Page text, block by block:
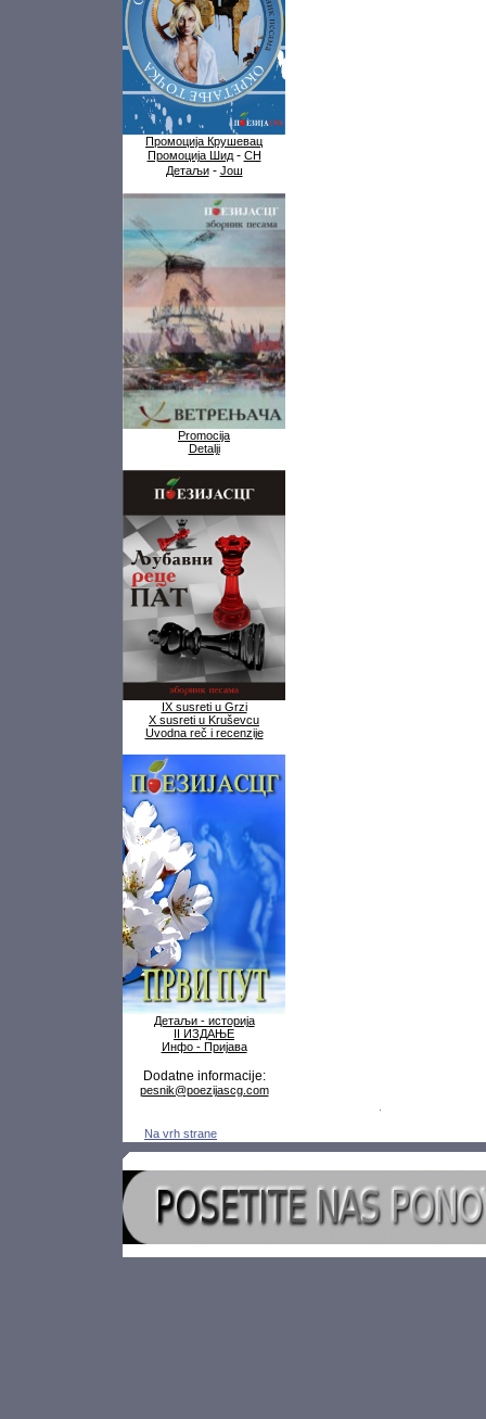
Промоција Крушевац
Промоција Шид- СН
Детаљи- Још
Promocija
Detalji
IX susreti u Grzi
X susreti u Kruševcu
Uvodna reč i recenzije
Детаљи - историја
II ИЗДАЊЕ
Инфо - Пријава
Dodatne informacije:
pesnik@poezijascg.com
Na vrh strane